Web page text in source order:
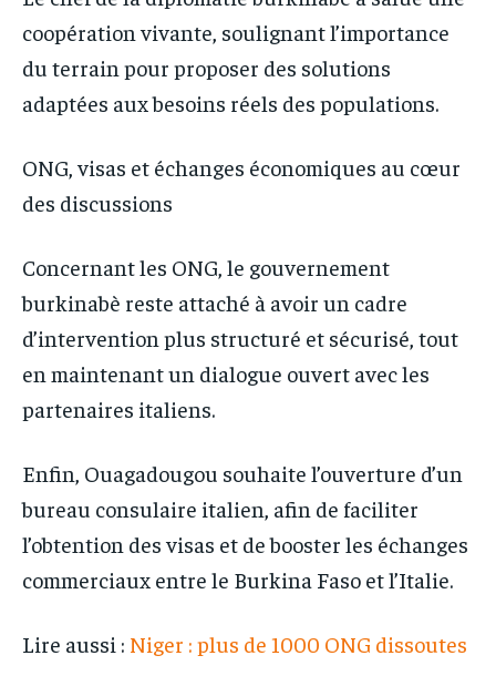
coopération vivante, soulignant l’importance
du terrain pour proposer des solutions
adaptées aux besoins réels des populations.
ONG, visas et échanges économiques au cœur
des discussions
Concernant les ONG, le gouvernement
burkinabè reste attaché à avoir un cadre
d’intervention plus structuré et sécurisé, tout
en maintenant un dialogue ouvert avec les
partenaires italiens.
Enfin, Ouagadougou souhaite l’ouverture d’un
bureau consulaire italien, afin de faciliter
l’obtention des visas et de booster les échanges
commerciaux entre le Burkina Faso et l’Italie.
Lire aussi : Niger : plus de 1000 ONG dissoutes